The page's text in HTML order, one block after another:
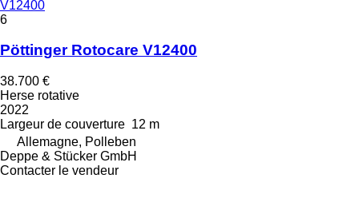
V12400
6
Pöttinger Rotocare V12400
38.700 €
Herse rotative
2022
Largeur de couverture 12 m
Allemagne, Polleben
Deppe & Stücker GmbH
Contacter le vendeur